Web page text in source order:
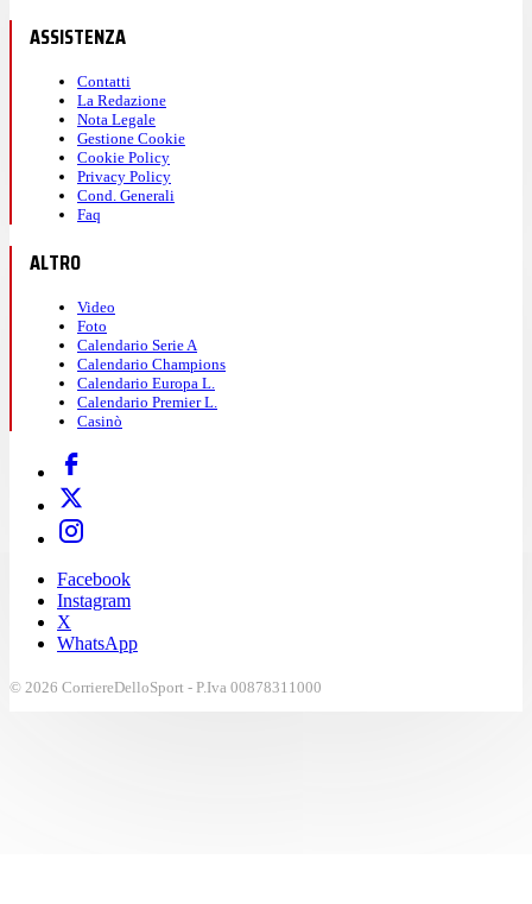
ASSISTENZA
Contatti
La Redazione
Nota Legale
Gestione Cookie
Cookie Policy
Privacy Policy
Cond. Generali
Faq
ALTRO
Video
Foto
Calendario Serie A
Calendario Champions
Calendario Europa L.
Calendario Premier L.
Casinò
Facebook
Instagram
X
WhatsApp
© 2026 CorriereDelloSport - P.Iva 00878311000